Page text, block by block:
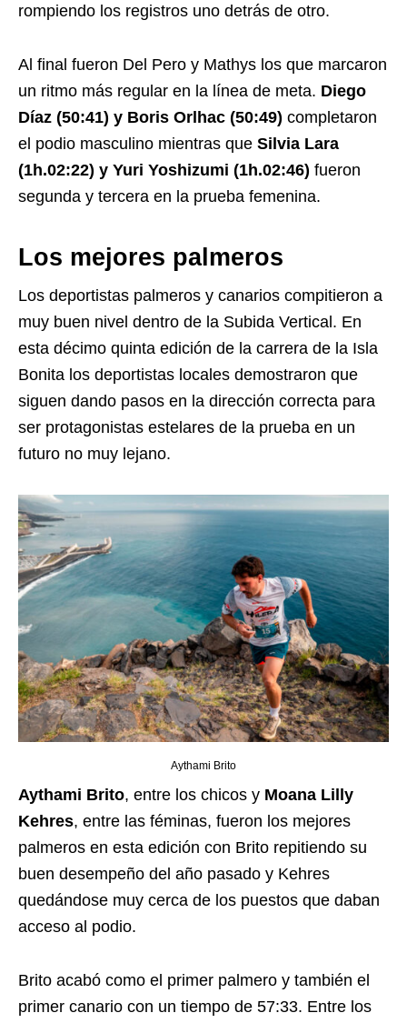
rompiendo los registros uno detrás de otro.
Al final fueron Del Pero y Mathys los que marcaron
un ritmo más regular en la línea de meta. Diego
Díaz (50:41) y Boris Orlhac (50:49) completaron
el podio masculino mientras que Silvia Lara
(1h.02:22) y Yuri Yoshizumi (1h.02:46) fueron
segunda y tercera en la prueba femenina.
Los mejores palmeros
Los deportistas palmeros y canarios compitieron a
muy buen nivel dentro de la Subida Vertical. En
esta décimo quinta edición de la carrera de la Isla
Bonita los deportistas locales demostraron que
siguen dando pasos en la dirección correcta para
ser protagonistas estelares de la prueba en un
futuro no muy lejano.
Aythami Brito
Aythami Brito, entre los chicos y Moana Lilly
Kehres, entre las féminas, fueron los mejores
palmeros en esta edición con Brito repitiendo su
buen desempeño del año pasado y Kehres
quedándose muy cerca de los puestos que daban
acceso al podio.
Brito acabó como el primer palmero y también el
primer canario con un tiempo de 57:33. Entre los